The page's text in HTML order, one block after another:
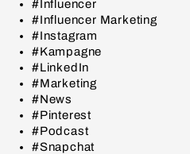
#Influencer
#Influencer Marketing
#Instagram
#Kampagne
#LinkedIn
#Marketing
#News
#Pinterest
#Podcast
#Snapchat